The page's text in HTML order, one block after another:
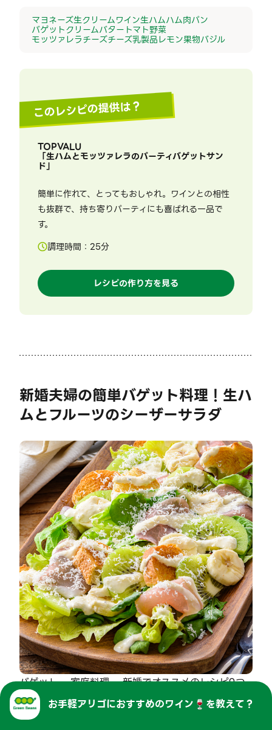
マヨネーズ生クリームワイン生ハムハム肉パン
バゲットクリームバター トマト野菜
モッツァレラチーズチーズ乳製品レモン果物バジル
このレシピの提供は？
TOPVALU
「生ハムとモッツァレラのパーティバゲットサン
ド」
簡単に作れて、とってもおしゃれ。ワインとの相性
も抜群で、持ち寄りパーティにも喜ばれる一品で
す。
調理時間： 25分
レシピの作り方を見る
新婚夫婦の簡単バゲット料理！生ハ
ムとフルーツのシーザーサラダ
バゲット、 家庭料理、 新婚でオススメのレシピ9つ
目は「新婚夫婦の簡単バゲット料理！生ハムとフルー
ツのシーザーサラダ」です。
お手軽アリゴにおすすめのワイン🍷を教えて？